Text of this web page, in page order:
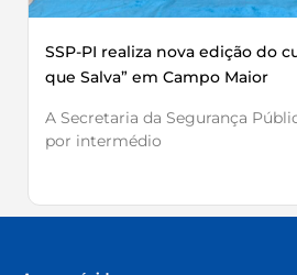
SSP-PI realiza nova edição do
que Salva” em Campo Maior
A Secretaria da Segurança
por intermédio